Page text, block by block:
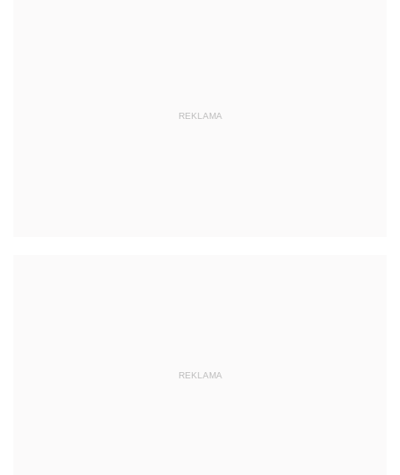
REKLAMA
REKLAMA